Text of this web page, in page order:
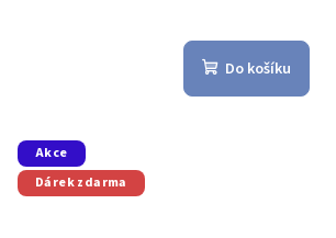
Do košíku
Akce
Dárek zdarma